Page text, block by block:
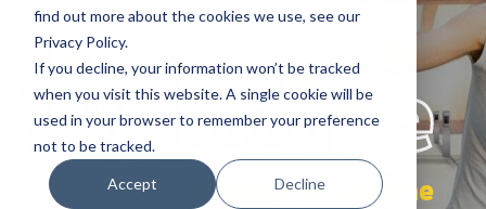
find out more about the cookies we use, see our
Privacy Policy.
If you decline, your information won’t be tracked
when you visit this website. A single cookie will be
used in your browser to remember your preference
not to be tracked.
Accept Decline
let's
welcome
la mobilité urbaine